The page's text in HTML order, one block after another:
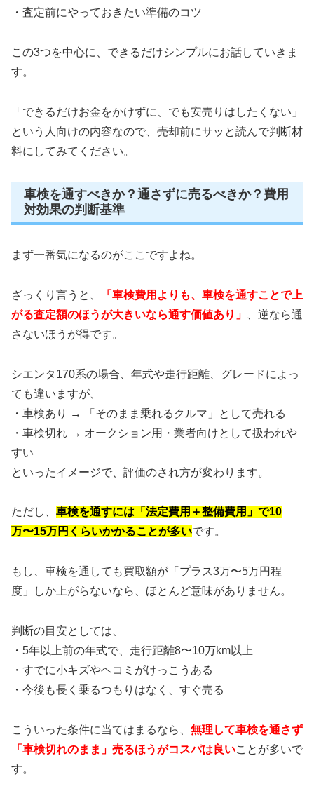
・査定前にやっておきたい準備のコツ
この3つを中心に、できるだけシンプルにお話していきま
す。
「できるだけお金をかけずに、でも安売りはしたくない」
という人向けの内容なので、売却前にサッと読んで判断材
料にしてみてください。
車検を通すべきか？通さずに売るべきか？費用
対効果の判断基準
まず一番気になるのがここですよね。
ざっくり言うと、
「車検費用よりも、車検を通すことで上
がる査定額のほうが大きいなら通す価値あり」
、逆なら通
さないほうが得です。
シエンタ170系の場合、年式や走行距離、グレードによっ
ても違いますが、
・車検あり → 「そのまま乗れるクルマ」として売れる
・車検切れ → オークション用・業者向けとして扱われや
すい
といったイメージで、評価のされ方が変わります。
ただし、 車検を通すには「法定費用＋整備費用」で10
万〜15万円くらいかかることが多いです。
もし、車検を通しても買取額が「プラス3万〜5万円程
度」しか上がらないなら、ほとんど意味がありません。
判断の目安としては、
・5年以上前の年式で、走行距離8〜10万km以上
・すでに小キズやヘコミがけっこうある
・今後も長く乗るつもりはなく、すぐ売る
こういった条件に当てはまるなら、 無理して車検を通さず
「車検切れのまま」売るほうがコスパは良いことが多いで
す。